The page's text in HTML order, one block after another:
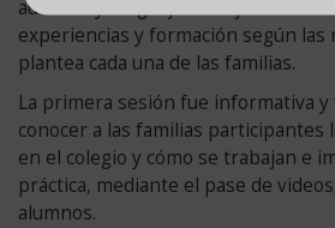
audición y lenguaje. El objetivo es
experiencias y formación según las
plantea cada una de las familias.
La primera sesión fue informativa y
conocer a las familias participantes
en el colegio y cómo se trabajan e
práctica, mediante el pase de
alumnos.